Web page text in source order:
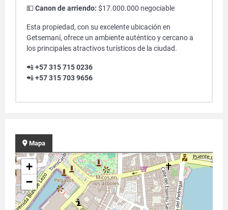
💵Canon de arriendo: $17.000.000 negociable
Esta propiedad, con su excelente ubicación en
Getsemaní, ofrece un ambiente auténtico y cercano a
los principales atractivos turísticos de la ciudad.
📲+57 315 715 0236
📲+57 315 703 9656
Mapa
+
−